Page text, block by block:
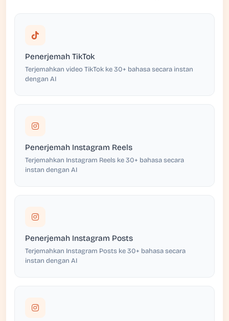
Penerjemah TikTok
Terjemahkan video TikTok ke 30+ bahasa secara instan
dengan AI
Penerjemah Instagram Reels
Terjemahkan Instagram Reels ke 30+ bahasa secara
instan dengan AI
Penerjemah Instagram Posts
Terjemahkan Instagram Posts ke 30+ bahasa secara
instan dengan AI